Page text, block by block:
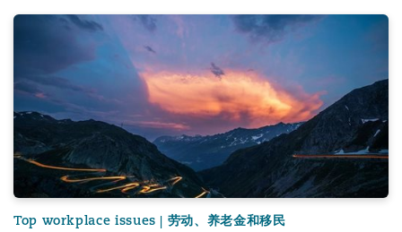
Top 5 UK recent workplace developments – November
Top workplace issues | 劳动、养老金和移民